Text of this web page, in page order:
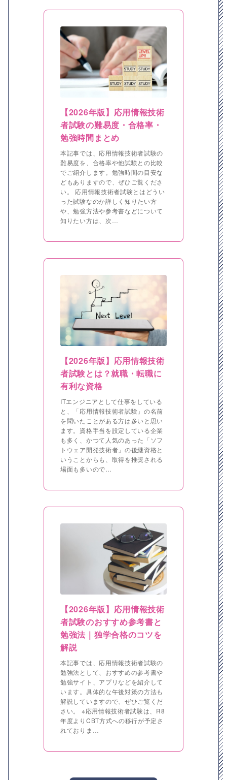
【2026年版】応用情報技術
者試験の難易度・合格率・
勉強時間まとめ
本記事では、応用情報技術者試験の
難易度を、合格率や他試験との比較
でご紹介します。勉強時間の目安な
どもありますので、ぜひご覧くださ
い。 応用情報技術者試験とはどうい
った試験なのか詳しく知りたい方
や、勉強方法や参考書などについて
知りたい方は、次…
【2026年版】応用情報技術
者試験とは？就職・転職に
有利な資格
ITエンジニアとして仕事をしている
と、「応用情報技術者試験」の名前
を聞いたことがある方は多いと思い
ます。資格手当を設定している企業
も多く、かつて人気のあった「ソフ
トウェア開発技術者」の後継資格と
いうことからも、取得を推奨される
場面も多いので…
【2026年版】応用情報技術
者試験のおすすめ参考書と
勉強法｜独学合格のコツを
解説
本記事では、応用情報技術者試験の
勉強法として、おすすめの参考書や
勉強サイト、アプリなどを紹介して
います。具体的な午後対策の方法も
解説していますので、ぜひご覧くだ
さい。 ※応用情報技術者試験は、R8
年度よりCBT方式への移行が予定さ
れておりま…